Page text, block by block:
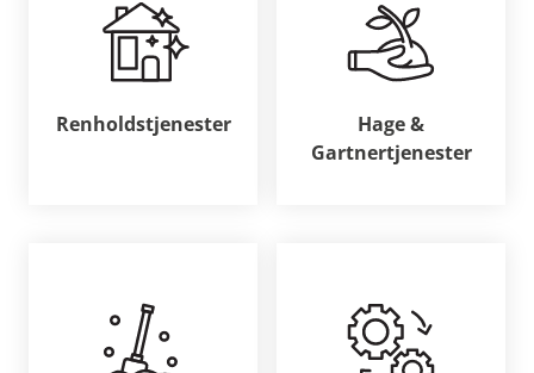
Renholdstjenester
Hage &
Gartnertjenester